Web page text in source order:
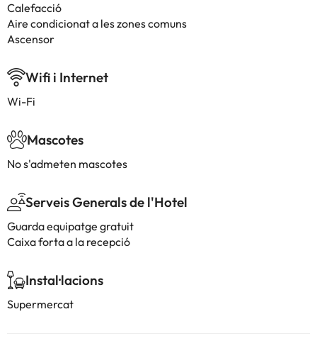
Calefacció
Aire condicionat a les zones comuns
Ascensor
Wifi i Internet
Wi-Fi
Mascotes
No s'admeten mascotes
Serveis Generals de l'Hotel
Guarda equipatge gratuit
Caixa forta a la recepció
Instal·lacions
Supermercat